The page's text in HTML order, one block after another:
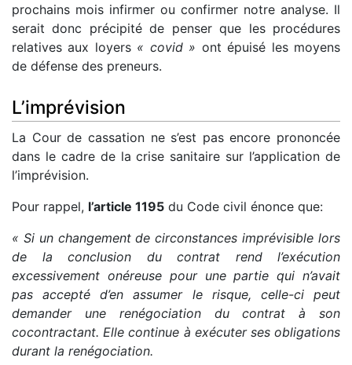
prochains mois infirmer ou confirmer notre analyse. Il
serait donc précipité de penser que les procédures
relatives aux loyers « covid » ont épuisé les moyens
de défense des preneurs.
L’imprévision
La Cour de cassation ne s’est pas encore prononcée
dans le cadre de la crise sanitaire sur l’application de
l’imprévision.
Pour rappel, l’article 1195 du Code civil énonce que:
« Si un changement de circonstances imprévisible lors
de la conclusion du contrat rend l’exécution
excessivement onéreuse pour une partie qui n’avait
pas accepté d’en assumer le risque, celle-ci peut
demander une renégociation du contrat à son
cocontractant. Elle continue à exécuter ses obligations
durant la renégociation.